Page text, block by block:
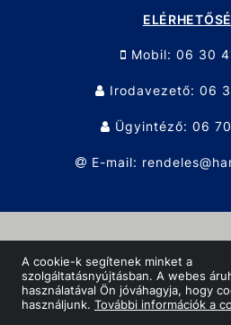
A cookie-k segítenek minket a
szolgáltatásnyújtásban. A webes
használatával Ön jóváhagyja, hogy
használjunk. További információk a
Mobil: 06 30
Irodavezető: 06
Ügyintéző: 06
E-mail:
© Hamar Barkács KFT. 2026
Oldalt készítette: